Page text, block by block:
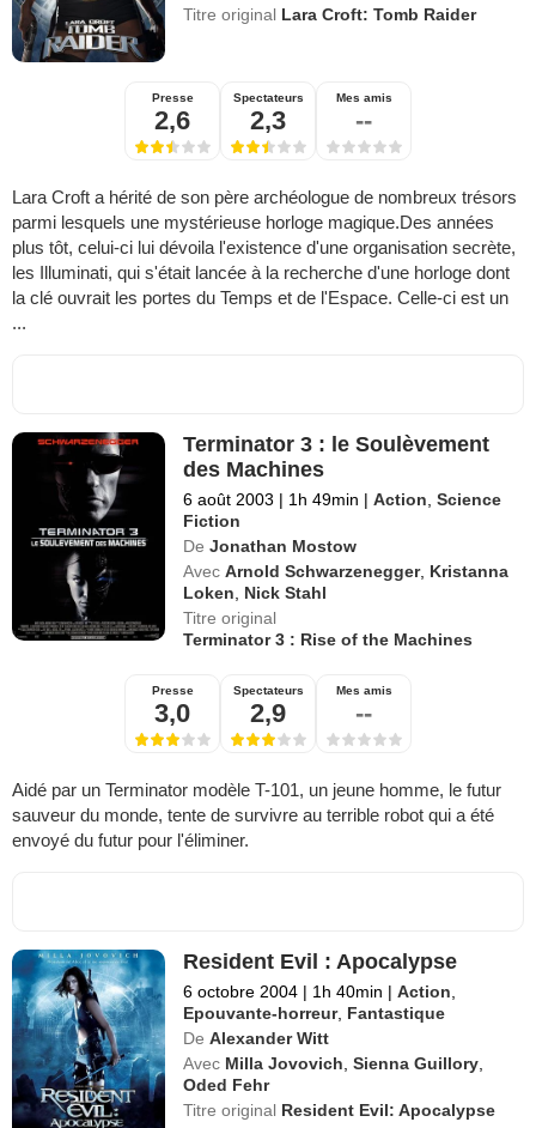
Titre original Lara Croft: Tomb Raider
Presse
2,6
Spectateurs
2,3
Mes amis
--
Lara Croft a hérité de son père archéologue de nombreux trésors
parmi lesquels une mystérieuse horloge magique.Des années
plus tôt, celui-ci lui dévoila l'existence d'une organisation secrète,
les Illuminati, qui s'était lancée à la recherche d'une horloge dont
la clé ouvrait les portes du Temps et de l'Espace. Celle-ci est un
...
Terminator 3 : le Soulèvement
des Machines
6 août 2003 | 1h 49min | Action ,Science
Fiction
De Jonathan Mostow
Avec Arnold Schwarzenegger, Kristanna
Loken
Nick Stahl
Titre original
Terminator 3 : Rise of the Machines
Presse
3,0
Spectateurs
2,9
Mes amis
--
Aidé par un Terminator modèle T-101, un jeune homme, le futur
sauveur du monde, tente de survivre au terrible robot qui a été
envoyé du futur pour l'éliminer.
Resident Evil : Apocalypse
6 octobre 2004 | 1h 40min | Action
Epouvante-horreur, Fantastique
De Alexander Witt
Avec Milla Jovovich ,Sienna Guillory
Oded Fehr
Titre original Resident Evil: Apocalypse